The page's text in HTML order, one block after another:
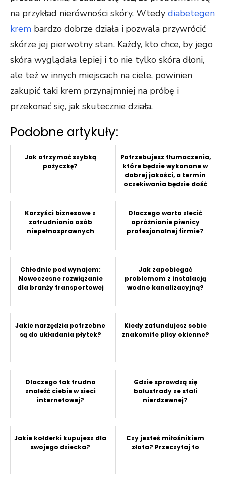
na przykład nierówności skóry. Wtedy diabetegen
krem bardzo dobrze działa i pozwala przywrócić
skórze jej pierwotny stan. Każdy, kto chce, by jego
skóra wyglądała lepiej i to nie tylko skóra dłoni,
ale też w innych miejscach na ciele, powinien
zakupić taki krem przynajmniej na próbę i
przekonać się, jak skutecznie działa.
Podobne artykuły:
Jak otrzymać szybką
pożyczkę?
Potrzebujesz tłumaczenia,
które będzie wykonane w
dobrej jakości, a termin
oczekiwania będzie dość
Korzyści biznesowe z
zatrudniania osób
niepełnosprawnych
Dlaczego warto zlecić
opróżnianie piwnicy
profesjonalnej firmie?
Chłodnie pod wynajem:
Nowoczesne rozwiązanie
dla branży transportowej
Jak zapobiegać
problemom z instalacją
wodno kanalizacyjną?
Jakie narzędzia potrzebne
są do układania płytek?
Kiedy zafundujesz sobie
znakomite plisy okienne?
Dlaczego tak trudno
znaleźć ciebie w sieci
internetowej?
Gdzie sprawdzą się
balustrady ze stali
nierdzewnej?
Jakie kołderki kupujesz dla
swojego dziecka?
Czy jesteś miłośnikiem
złota? Przeczytaj to